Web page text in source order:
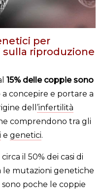
per
riproduzione
15% delle coppie sono
concepire e portare a
dell ’infertilità
comprendono tra gli
e genetici.
il 50% dei casi di
le mutazioni genetiche
poche le coppie